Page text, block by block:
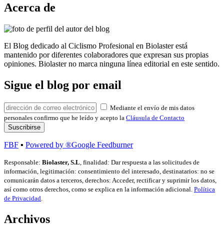
Acerca de
El Blog dedicado al Ciclismo Profesional en Biolaster está
mantenido por diferentes colaboradores que expresan sus propias
opiniones. Biolaster no marca ninguna línea editorial en este sentido.
Sigue el blog por email
Mediante el envío de mis datos
personales confirmo que he leído y acepto la Cláusula de Contacto
FBF ▪ Powered by ®Google Feedburner
Responsable: Biolaster, S.L , finalidad: Dar respuesta a las solicitudes de
información, legitimación: consentimiento del interesado, destinatarios: no se
comunicarán datos a terceros, derechos: Acceder, rectificar y suprimir los datos,
así como otros derechos, como se explica en la información adicional. Política
de Privacidad
Archivos